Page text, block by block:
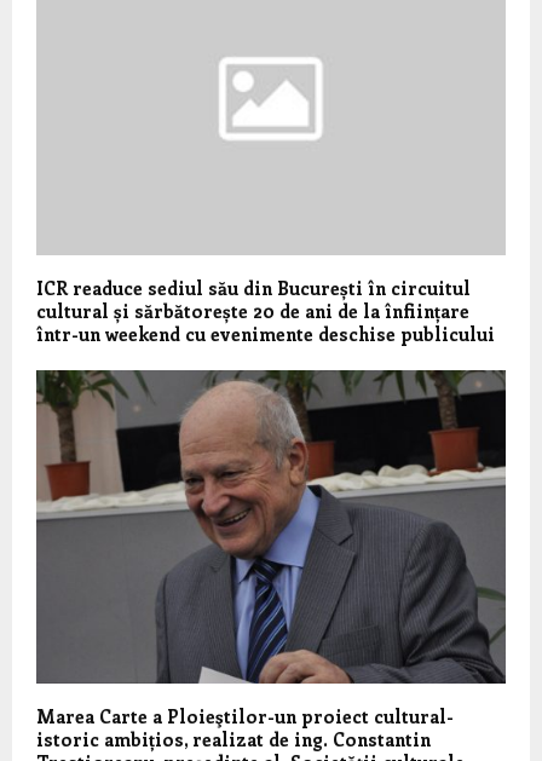
ICR readuce sediul său din București în circuitul
cultural și sărbătorește 20 de ani de la înființare
într-un weekend cu evenimente deschise publicului
Marea Carte a Ploieştilor-un proiect cultural-
istoric ambițios, realizat de ing. Constantin